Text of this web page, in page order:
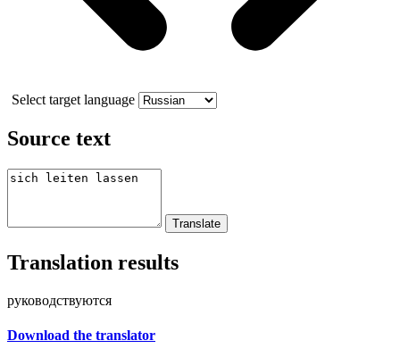
Select target language
Source text
Translation results
руководствуются
Download the translator